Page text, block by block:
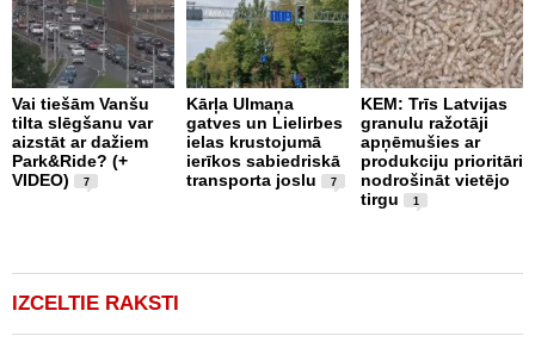
Vai tiešām Vanšu
tilta slēgšanu var
aizstāt ar dažiem
Park&Ride? (+
VIDEO)
7
Kārļa Ulmaņa
gatves un Lielirbes
ielas krustojumā
ierīkos sabiedriskā
transporta joslu
7
KEM: Trīs Latvijas
granulu ražotāji
apņēmušies ar
produkciju prioritāri
nodrošināt vietējo
tirgu
1
IZCELTIE RAKSTI